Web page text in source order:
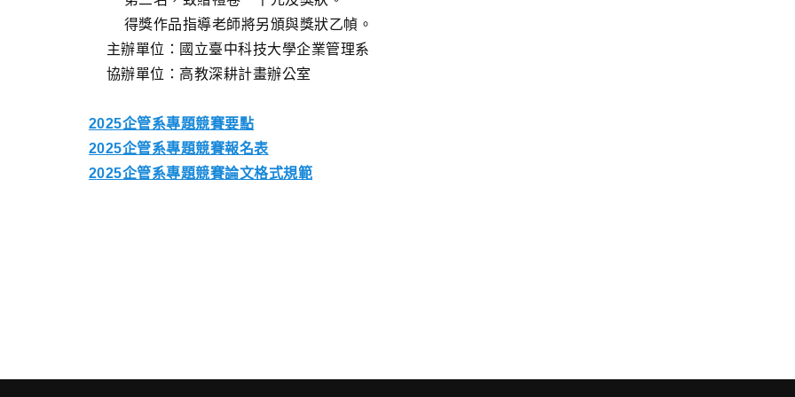
得獎作品指導老師將另頒與獎狀乙幀。
主辦單位：國立臺中科技大學企業管理系
協辦單位：高教深耕計畫辦公室
2025企管系專題競賽要點
2025企管系專題競賽報名表
2025企管系專題競賽論文格式規範